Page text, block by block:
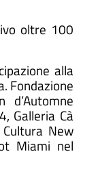
oltre 100
alla
Fondazione
Galleria Cà
New
Miami nel